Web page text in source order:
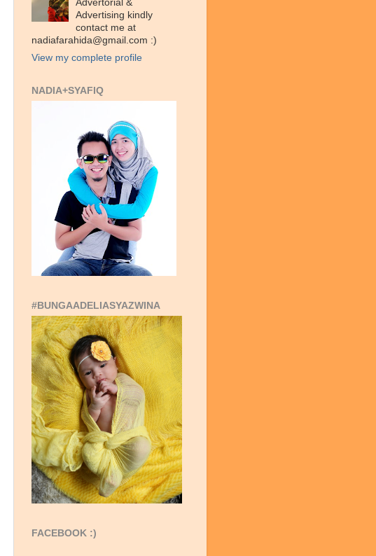
Advertorial &
Advertising kindly
contact me at
nadiafarahida@gmail.com :)
View my complete profile
NADIA+SYAFIQ
#BUNGAADELIASYAZWINA
FACEBOOK :)